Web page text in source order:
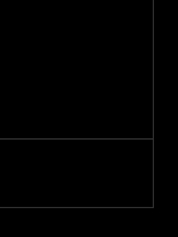
dass man
seiner Geburt